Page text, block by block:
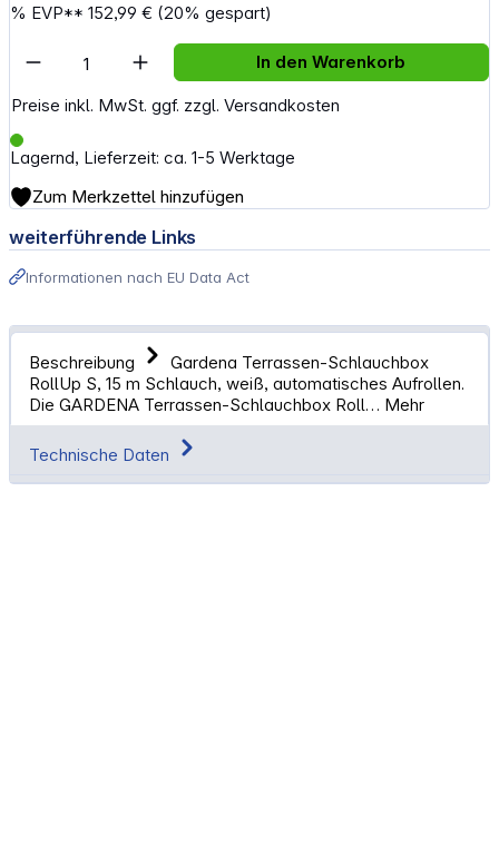
% EVP**152,99 € (20% gespart)
Preise inkl. MwSt. ggf. zzgl. Versandkosten
Lagernd, Lieferzeit: ca. 1-5 Werktage
Artikel Anzahl: Gib den gewünschten
In den Warenkorb
Zum Merkzettel hinzufügen
weiterführende Links
Informationen nach EU Data Act
Beschreibung
Gardena Terrassen-Schlauchbox
RollUp S, 15 m Schlauch, weiß, automatisches Aufrollen.
Die GARDENA Terrassen-Schlauchbox Roll… Mehr
Technische Daten